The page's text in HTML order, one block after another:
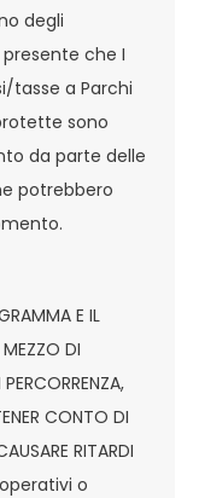
degli
che I
tasse a Parchi
sono
da parte delle
potrebbero
E IL
DI
CONTO DI
RITARDI
operativi o